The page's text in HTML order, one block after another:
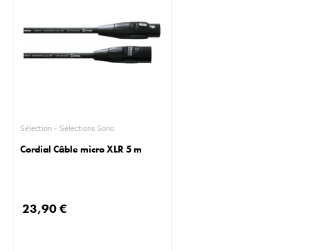
Sélection - Sélections Sono
Cordial Câble micro XLR 5 m
23,90 €